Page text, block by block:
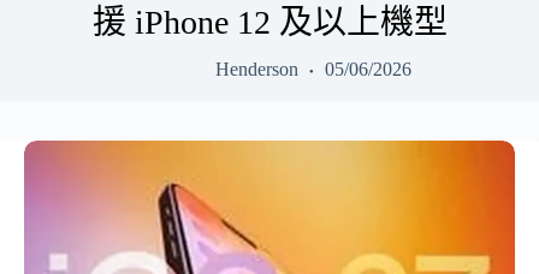
援 iPhone 12 及以上機型
Henderson 05/06/2026